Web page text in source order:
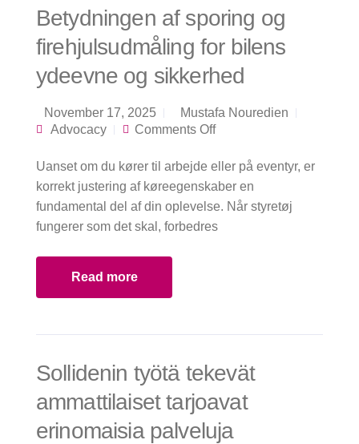
Betydningen af sporing og
firehjulsudmåling for bilens
ydeevne og sikkerhed
November 17, 2025
Mustafa Nouredien
Advocacy
Comments Offon Betydningen af
bilens ydeevne og
sikkerhed
Uanset om du kører til arbejde eller på eventyr, er
korrekt justering af køreegenskaber en
fundamental del af din oplevelse. Når styretøj
fungerer som det skal, forbedres
Read more
Sollidenin työtä tekevät
ammattilaiset tarjoavat
erinomaisia palveluja